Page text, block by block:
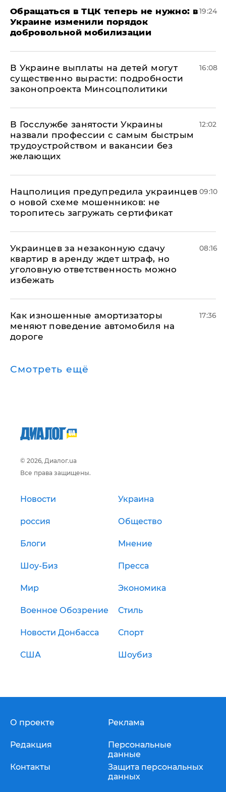
Обращаться в ТЦК теперь не нужно: в
Украине изменили порядок
добровольной мобилизации
19:24
В Украине выплаты на детей могут
существенно вырасти: подробности
законопроекта Минсоцполитики
16:08
В Госслужбе занятости Украины
назвали профессии с самым быстрым
трудоустройством и вакансии без
желающих
12:02
Нацполиция предупредила украинцев
о новой схеме мошенников: не
торопитесь загружать сертификат
09:10
Украинцев за незаконную сдачу
квартир в аренду ждет штраф, но
уголовную ответственность можно
избежать
08:16
Как изношенные амортизаторы
меняют поведение автомобиля на
дороге
17:36
Смотреть ещё
© 2026, Диалог.ua
Все права защищены.
Новости Украина
россия Общество
Блоги Мнение
Шоу-Биз Пресса
Мир Экономика
Военное Обозрение Стиль
Новости Донбасса Спорт
США Шоубиз
О проекте
Редакция
Контакты
Реклама
Персональные
данные
Защита персональных
данных